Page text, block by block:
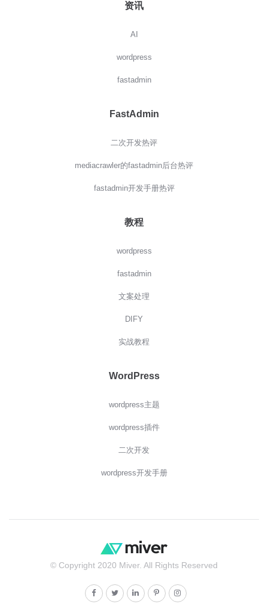
资讯
AI
wordpress
fastadmin
FastAdmin
二次开发热评
mediacrawler的fastadmin后台热评
fastadmin开发手册热评
教程
wordpress
fastadmin
文案处理
DIFY
实战教程
WordPress
wordpress主题
wordpress插件
二次开发
wordpress开发手册
© Copyright 2020 Miver. All Rights Reserved